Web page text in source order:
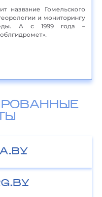
название Гомельского
и мониторингу
А с 1999 года –